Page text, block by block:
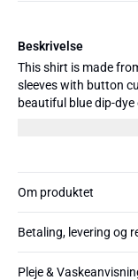
Beskrivelse
This shirt is made
sleeves with button
beautiful blue dip-
Om produktet
Betaling, levering og
Pleje &